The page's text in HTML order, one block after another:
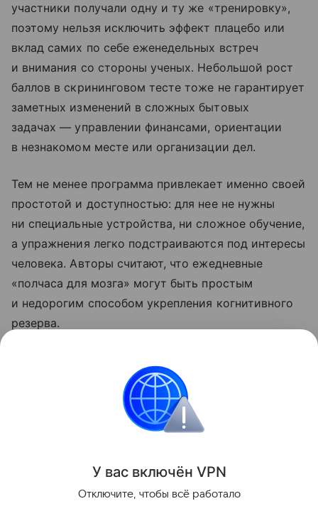
участники получали одну и ту же «тренировку»,
поэтому нельзя исключить эффект плацебо или
вклад самих по себе еженедельных встреч
и внимания со стороны ученых. Небольшой рост
баллов в скрининговом тесте тоже не гарантирует
заметных изменений в сложных бытовых
задачах — управлении финансами, ориентации
в незнакомом месте или организации дел.
Тем не менее программа привлекает именно своей
простотой и доступностью: для нее не нужны
ни специальные устройства, ни сложное обучение,
а упражнения легко подстраиваются под интересы
человека. Авторы считают, что ежедневные
«полчаса для мозга» могут быть простым
и недорогим способом укрепления когнитивного
резерва.
мозга помогает владение несколькими языками.
Красота и здоровье
Поделиться
У вас включён VPN
Отключите, чтобы всё работало